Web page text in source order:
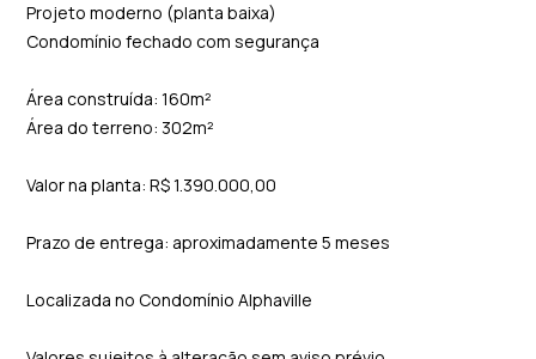
Projeto moderno (planta baixa)
Condomínio fechado com segurança
Área construída: 160m²
Área do terreno: 302m²
Valor na planta: R$ 1.390.000,00
Prazo de entrega: aproximadamente 5 meses
Localizada no Condomínio Alphaville